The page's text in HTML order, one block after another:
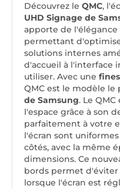
Découvrez le QMC,
UHD Signage de
apporte de
permettant
solutions internes
d'accueil à l'interface
utiliser. Avec une
QMC est le modèle le
de Samsung. Le
l'espace grâce à son
parfaitement à votre
l'écran sont
côtés, avec la même
dimensions. Ce
bords permet
lorsque l'écran est